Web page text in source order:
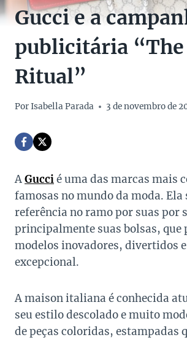
Gucci e a
publicitária “The
Ritual”
PorIsabella Parada 3 de novembro de
AGuccié uma das marcas mais
famosas no mundo da moda. Ela
referência no ramo por suas por
principalmente suas bolsas, que
modelos inovadores, divertidos
excepcional.
A maison italiana é conhecida
seu estilo descolado e muito
de peças coloridas, estampadas